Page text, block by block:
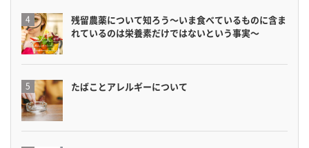
残留農薬について知ろう〜いま食べているものに含ま
れているのは栄養素だけではないという事実〜
たばことアレルギーについて